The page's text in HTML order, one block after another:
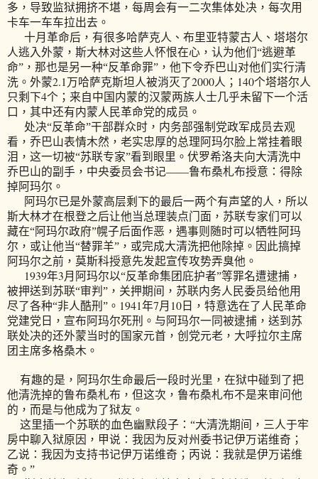
多，导致监狱拥挤不堪，每周会有一二次集体处决，每次用
卡车一车车拉出去。
十月革命后，有很多哈萨克人、布里亚特蒙古人、塔塔尔
人逃入外蒙，斯大林对这些人怀恨在心，认为他们“逃避革
命”，那也是另一种“反革命罪”，他下令乔巴山对他们实行清
洗。外蒙2.1 万哈萨克斯坦人被消灭了2000人； 140个塔塔尔人
只剩下4个；来自中国内蒙的汉蒙两族人士几乎未留下一个活
口，其中还有内蒙人民革命党的成员。
处决“反革命”干部群众时，内务部强制党政军成员去观
看，乔巴山表情木然，老实忠厚的总理阿玛尔脸上常挂着眼
泪，这一切被“苏联专家”看到眼里。伏罗希洛夫向大清洗中
乔巴山的副手，中央委员会书记——鲁布桑札布授意：得除
掉阿玛尔。
阿玛尔已是外蒙高层剩下的最后一两个有声望的人，所以
斯大林才在根登之后让他当总理装点门面，苏联专家们可以
藏在“阿玛尔政府”幌子后面作恶，遇事则随时可以牺牲阿玛
尔，或让他当“替罪羊”，或完成大清洗把他除掉。因此搞掉
阿玛尔之前，莫斯科授意先发起宣传攻势弄臭他。
1939年3月阿玛尔以“反革命集团庇护者”等罪名遭逮捕，
被押送到苏联“审判”，关押期间，苏联内务人民委员给他用
尽了各种“非人酷刑”。 1941年7月 10 日 ，特意选在了人民革命
党建党日，宣布阿玛尔死刑。与阿玛尔一同被逮捕，送到苏
联处决的还外蒙当时的国家元首，创党元老，大呼拉尔主席
团主席多格桑木。
有趣的是，阿玛尔生命最后一段时光里，在狱中碰到了把
他清洗掉的鲁布桑札布，但这次，鲁布桑札布不是来审问他
的，而是与他成为了狱友。
这里插一个苏联的血色幽默段子：“大清洗期间，三人于牢
房中聊入狱原因，甲说：我因为反对州委书记伊万诺维奇；
乙说：我因为支持书记伊万诺维奇；丙说：我就是伊万诺维
奇。”